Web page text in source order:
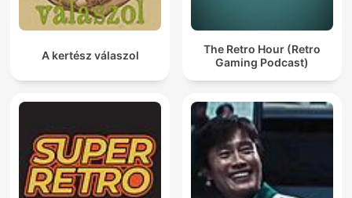
A kertész válaszol
The Retro Hour (Retro
Gaming Podcast)